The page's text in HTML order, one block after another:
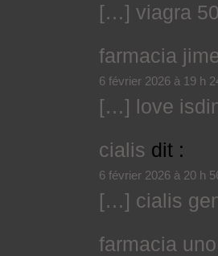
[…] viagra
farmacia
6 février 2026 à 19 h
[…] love
cialis dit :
6 février 2026 à 20 h
[…] cialis
farmacia uno